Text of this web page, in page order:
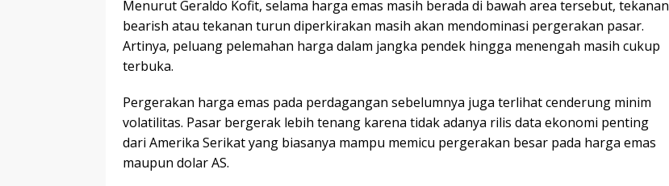
Menurut Geraldo Kofit, selama harga emas masih berada di bawah area tersebut, tekanan
bearish atau tekanan turun diperkirakan masih akan mendominasi pergerakan pasar.
Artinya, peluang pelemahan harga dalam jangka pendek hingga menengah masih cukup
terbuka.
Pergerakan harga emas pada perdagangan sebelumnya juga terlihat cenderung minim
volatilitas. Pasar bergerak lebih tenang karena tidak adanya rilis data ekonomi penting
dari Amerika Serikat yang biasanya mampu memicu pergerakan besar pada harga emas
maupun dolar AS.